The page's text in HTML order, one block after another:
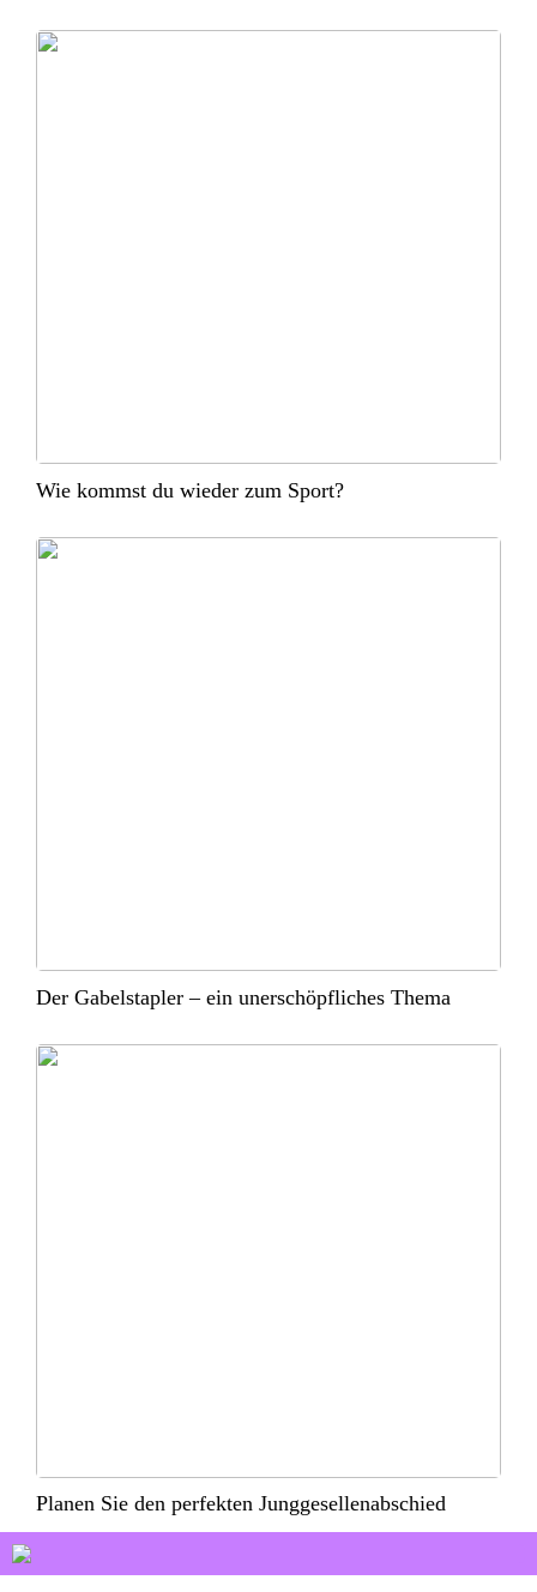
Wie kommst du wieder zum Sport?
Der Gabelstapler – ein unerschöpfliches Thema
Planen Sie den perfekten Junggesellenabschied